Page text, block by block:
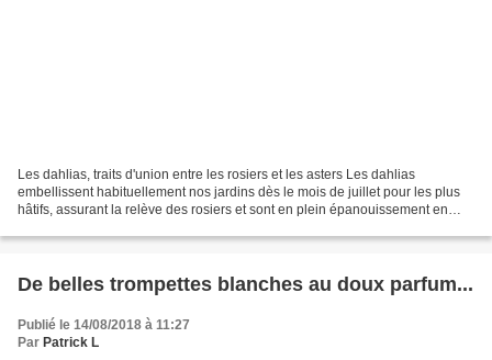
Les dahlias, traits d'union entre les rosiers et les asters Les dahlias
embellissent habituellement nos jardins dès le mois de juillet pour les plus
hâtifs, assurant la relève des rosiers et sont en plein épanouissement en
De belles trompettes blanches au doux parfum...
Publié le 14/08/2018 à 11:27
Par Patrick L